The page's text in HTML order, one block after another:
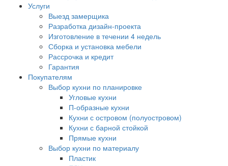
Услуги
Выезд замерщика
Разработка дизайн-проекта
Изготовление в течении 4 недель
Сборка и установка мебели
Рассрочка и кредит
Гарантия
Покупателям
Выбор кухни по планировке
Угловые кухни
П-образные кухни
Кухни с островом (полуостровом)
Кухни с барной стойкой
Прямые кухни
Выбор кухни по материалу
Пластик